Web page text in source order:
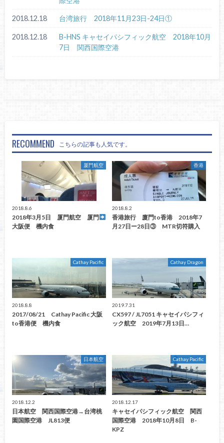
2018.12.18 台湾旅行 2018年11月23日-24日①
2018.12.18
B-HNS キャセイパシフィック航空 2018年10月
7日 関西国際空港
RECOMMEND こちらの記事も人気です。
厦門航空
2018.8.6
2018年3月5日 厦門航空 厦門
大阪便 機内食
香港
2018.8.2
香港旅行 廈門to香港 2018年7
月27日ー28日③ MTR切符購入
Cathay Pacific
2018.8.8
2017/08/21 Cathay Pacific 大阪
to香港便 機内食
Cathay Dragon
2019.7.31
CX597 / JL7051 キャセイパシフィ
ック航空 2019年7月13日…
日本航空
2018.12.2
日本航空 関西国際空港→台湾桃
園国際空港 JL813便
Cathay Pacific
2018.12.17
キャセイパシフィック航空 関西
国際空港 2018年10月8日 B-
KPZ